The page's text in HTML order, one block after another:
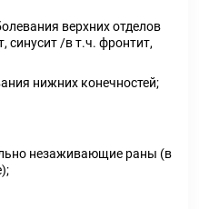
верхних отделов
синусит /в т.ч. фронтит,
нижних конечностей;
незаживающие раны (в